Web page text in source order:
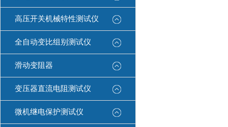
高压开关机械特性测试仪
全自动变比组别测试仪
滑动变阻器
变压器直流电阻测试仪
微机继电保护测试仪